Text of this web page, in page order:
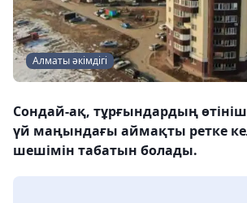
Алматы әкімдігі
Сондай-ақ, тұрғындардың
үй маңындағы аймақты ретке
шешімін табатын болады.